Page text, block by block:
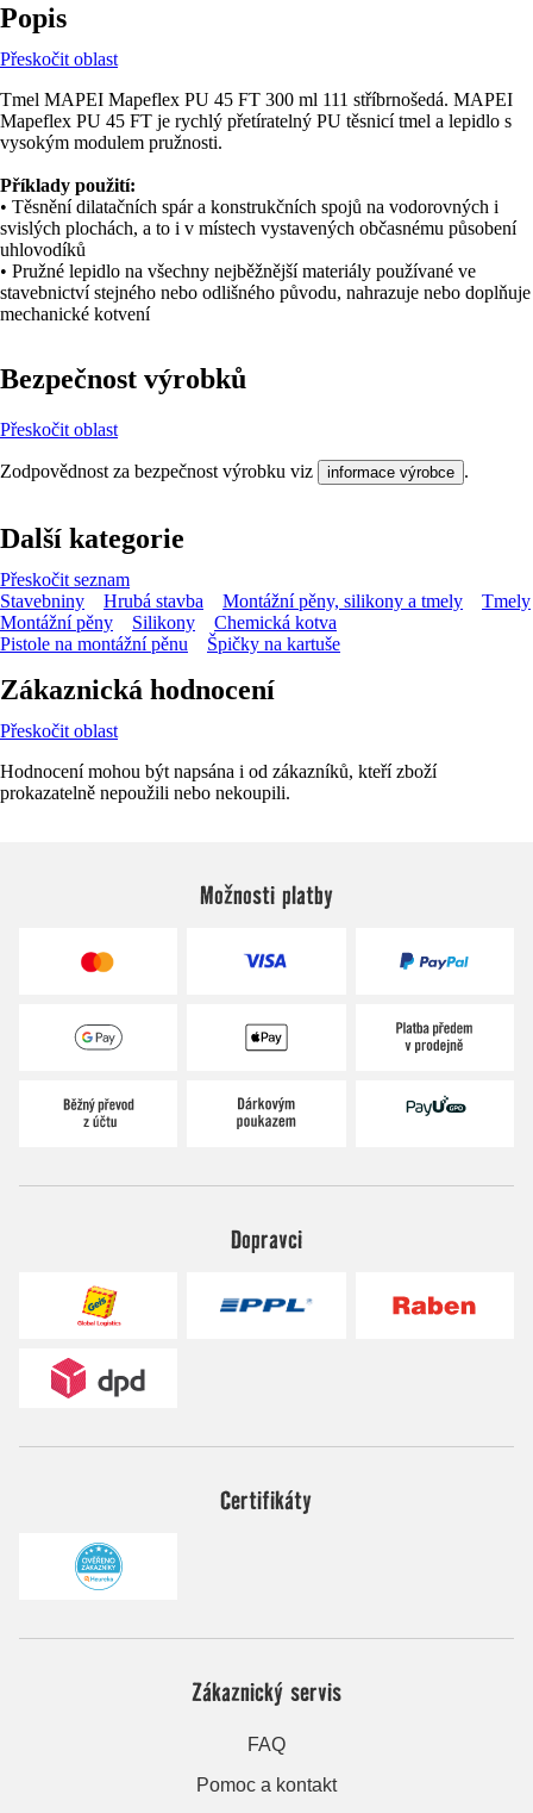
Popis
Přeskočit oblast
Tmel MAPEI Mapeflex PU 45 FT 300 ml 111 stříbrnošedá. MAPEI
Mapeflex PU 45 FT je rychlý přetíratelný PU těsnicí tmel a lepidlo s
vysokým modulem pružnosti.
Příklady použití:
• Těsnění dilatačních spár a konstrukčních spojů na vodorovných i
svislých plochách, a to i v místech vystavených občasnému působení
uhlovodíků
• Pružné lepidlo na všechny nejběžnější materiály používané ve
stavebnictví stejného nebo odlišného původu, nahrazuje nebo doplňuje
mechanické kotvení
Bezpečnost výrobků
Přeskočit oblast
Zodpovědnost za bezpečnost výrobku viz informace výrobce .
Další kategorie
Přeskočit seznam
Stavebniny
Hrubá stavba Montážní pěny, silikony a tmely
Tmely
Montážní pěny
Silikony
Chemická kotva
Pistole na montážní pěnu
Špičky na kartuše
Zákaznická hodnocení
Přeskočit oblast
Hodnocení mohou být napsána i od zákazníků, kteří zboží
prokazatelně nepoužili nebo nekoupili.
Možnosti platby
Dopravci
Certifikáty
Zákaznický servis
FAQ
Pomoc a kontakt